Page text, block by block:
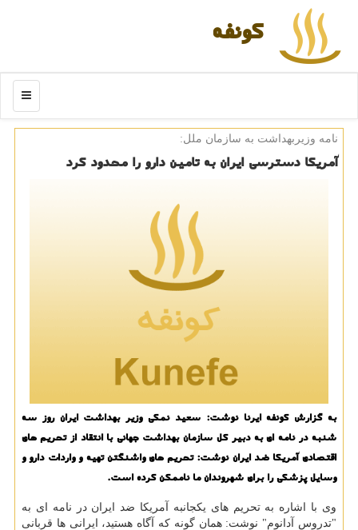
كونفه
منو
نامه وزیربهداشت به سازمان ملل:
آمریكا دسترسی ایران به تامین دارو را محدود كرد
به گزارش كونفه ایرنا نوشت: سعید نمكی وزیر بهداشت ایران روز سه
شنبه در نامه ای به دبیر كل سازمان بهداشت جهانی با انتقاد از تحریم های
اقتصادی آمریكا ضد ایران نوشت: تحریم های واشنگتن تهیه و واردات دارو و
وسایل پزشكی را برای شهروندان ما ناممكن كرده است.
وی با اشاره به تحریم های یكجانبه آمریكا ضد ایران در نامه ای به
"تدروس آدانوم" نوشت: همان گونه كه آگاه هستید، ایرانی ها قربانی